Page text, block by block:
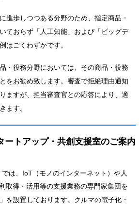
進歩しつつある分野のため、指定商品・
ておらず「人工知能」および「ビッグデ
はごくわずかです。
・役務分野においては、その商品・役務
をお勧め致します。審査で拒絶理由通知
ますが、担当審査官との応答により、適
ます。
ートアップ・共創支援室のご案内
では、IoT（モノのインターネット）や人
取得・活用等の支援業務の専門家集団を
を設置しております。クルマの電子化・